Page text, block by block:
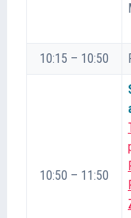
10:15 – 10:50
10:50 – 11:50